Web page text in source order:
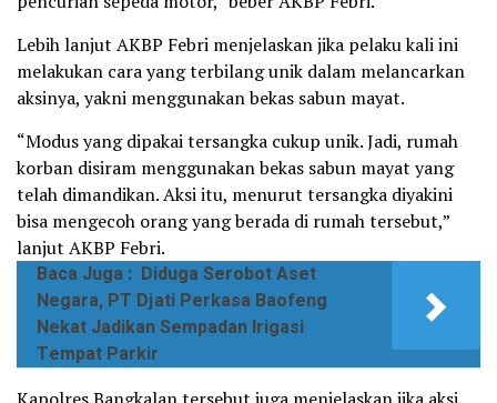
Lebih lanjut AKBP Febri menjelaskan jika pelaku kali ini
melakukan cara yang terbilang unik dalam melancarkan
aksinya, yakni menggunakan bekas sabun mayat.
“Modus yang dipakai tersangka cukup unik. Jadi, rumah
korban disiram menggunakan bekas sabun mayat yang
telah dimandikan. Aksi itu, menurut tersangka diyakini
bisa mengecoh orang yang berada di rumah tersebut,”
lanjut AKBP Febri.
Baca Juga : Diduga Serobot Aset
Negara, PT Djati Perkasa Baofeng
Nekat Jadikan Sempadan Irigasi
Tempat Parkir